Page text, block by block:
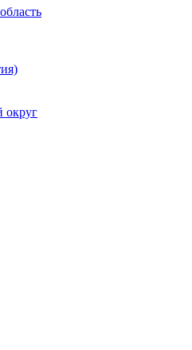
округ